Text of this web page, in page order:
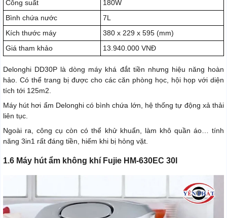
Công suất
180W
Bình chứa nước
7L
Kích thước máy
380 x 229 x 595 (mm)
Giá tham khảo
13.940.000 VNĐ
Delonghi DD30P là dòng máy khá đắt tiền nhưng hiệu năng hoàn
hảo. Có thể trang bị được cho các căn phòng học, hội họp với diện
tích tới 125m2.
Máy hút hơi ẩm Delonghi có bình chứa lớn, hệ thống tự động xả thải
liên tục.
Ngoài ra, công cụ còn có thể khử khuẩn, làm khô quần áo… tính
năng 3in1 rất đáng tiền, hiếm khi bị hỏng vặt.
1.6 Máy hút ẩm không khí Fujie HM-630EC 30l